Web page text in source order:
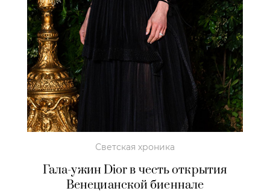
Светская хроника
Гала-ужин Dior в честь открытия
Венецианской биеннале